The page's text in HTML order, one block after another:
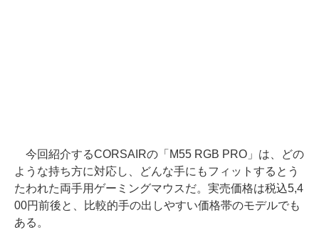
今回紹介するCORSAIRの「M55 RGB PRO」は、どの
ような持ち方に対応し、どんな手にもフィットするとう
たわれた両手用ゲーミングマウスだ。実売価格は税込5,4
00円前後と、比較的手の出しやすい価格帯のモデルでも
ある。